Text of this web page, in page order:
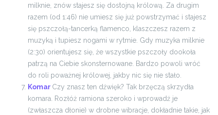
milknie, znów stajesz się dostojną królową. Za drugim
razem (od 1:46) nie umiesz się już powstrzymać i stajesz
się pszczołą-tancerką flamenco, klaszczesz razem z
muzyką i tupiesz nogami w rytmie. Gdy muzyka milknie
(2:30) orientujesz się, że wszystkie pszczoły dookoła
patrzą na Ciebie skonsternowane. Bardzo powoli wróć
do roli poważnej królowej, jakby nic się nie stało.
Komar Czy znasz ten dźwięk? Tak brzęczą skrzydła
komara. Rozłóż ramiona szeroko i wprowadź je
(zwłaszcza dłonie) w drobne wibracje, dokładnie takie, jak